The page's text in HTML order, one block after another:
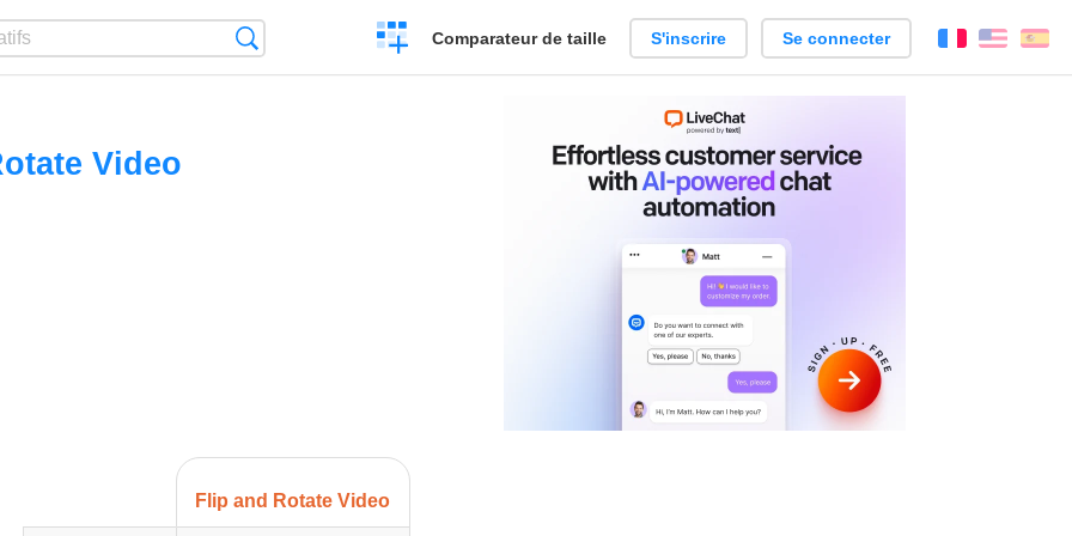
Créer
un
Comparateur de taille S'inscrire Se connecter FrançaisEnglish
Video
Flip and Rotate Video